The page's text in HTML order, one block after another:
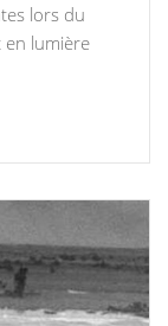
lors du
lumière